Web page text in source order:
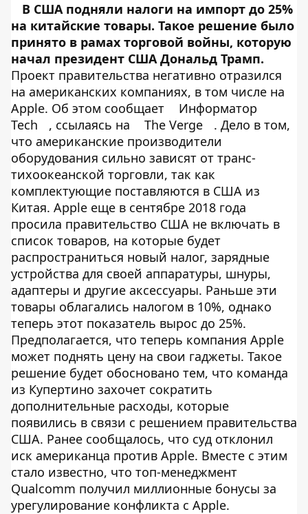
В США подняли налоги на импорт до 25%
на китайские товары. Такое решение было
принято в рамах торговой войны, которую
начал президент США Дональд Трамп.
Проект правительства негативно отразился
на американских компаниях, в том числе на
Apple. Об этом сообщает
Информатор
Tech
, ссылаясь на The Verge
. Дело в том,
что американские производители
оборудования сильно зависят от транс-
тихоокеанской торговли, так как
комплектующие поставляются в США из
Китая. Apple еще в сентябре 2018 года
просила правительство США не включать в
список товаров, на которые будет
распространиться новый налог, зарядные
устройства для своей аппаратуры, шнуры,
адаптеры и другие аксессуары. Раньше эти
товары облагались налогом в 10%, однако
теперь этот показатель вырос до 25%.
Предполагается, что теперь компания Apple
может поднять цену на свои гаджеты. Такое
решение будет обосновано тем, что команда
из Купертино захочет сократить
дополнительные расходы, которые
появились в связи с решением правительства
США. Ранее сообщалось, что суд отклонил
иск американца против Apple. Вместе с этим
стало известно, что топ-менеджмент
Qualcomm получил миллионные бонусы за
урегулирование конфликта с Apple.